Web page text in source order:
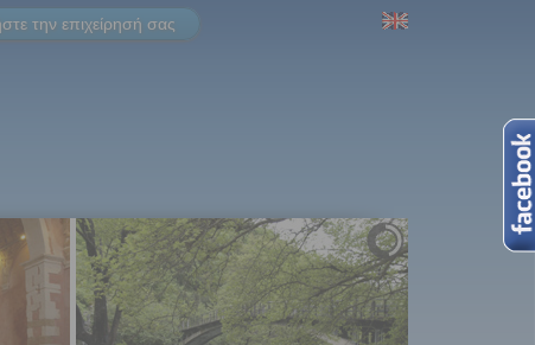
την επιχείρησή σας